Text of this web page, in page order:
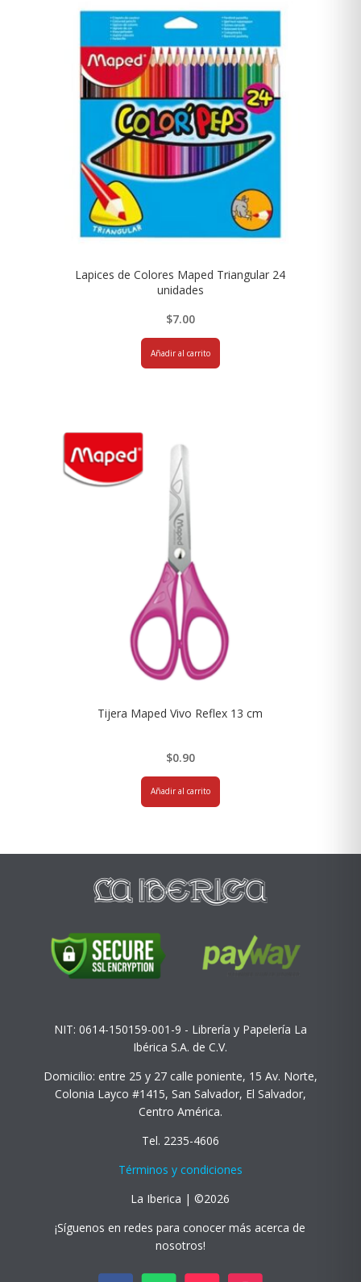
Lapices de Colores Maped Triangular 24
unidades
$7.00
Añadir al carrito
Tijera Maped Vivo Reflex 13 cm
$0.90
Añadir al carrito
NIT: 0614-150159-001-9 - Librería y Papelería La
Ibérica S.A. de C.V.
Domicilio: entre 25 y 27 calle poniente, 15 Av. Norte,
Colonia Layco #1415, San Salvador, El Salvador,
Centro América.
Tel. 2235-4606
Términos y condiciones
La Iberica | ©2026
¡Síguenos en redes para conocer más acerca de
nosotros!